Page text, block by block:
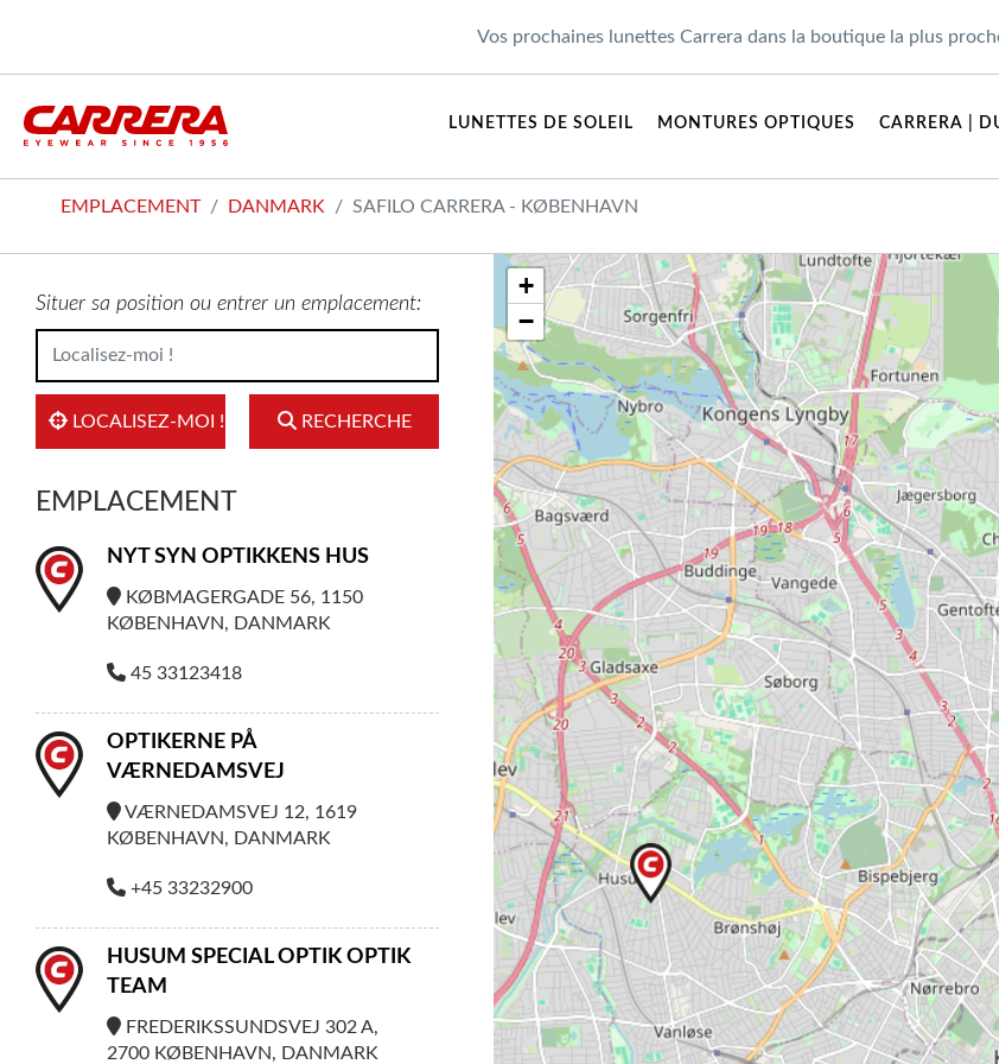
Vos prochaines lunettes Carrera dans la boutique la plus
LUNETTES DE SOLEIL MONTURES OPTIQUES CARRERA |
EMPLACEMENT DANMARK SAFILO CARRERA - KØBENHAVN
Situer sa position ou entrer un emplacement:
LOCALISEZ-MOI ! RECHERCHE
EMPLACEMENT
NYT SYN OPTIKKENS HUS
KØBMAGERGADE 56, 1150
KØBENHAVN, DANMARK
45 33123418
OPTIKERNE PÅ
VÆRNEDAMSVEJ
VÆRNEDAMSVEJ 12, 1619
KØBENHAVN, DANMARK
+45 33232900
HUSUM SPECIAL OPTIK OPTIK
TEAM
FREDERIKSSUNDSVEJ 302 A,
2700 KØBENHAVN, DANMARK
+
−